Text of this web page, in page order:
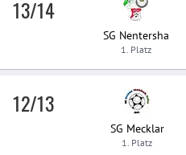
13/14
SG Nentersha
1. Platz
12/13
SG Mecklar
1. Platz